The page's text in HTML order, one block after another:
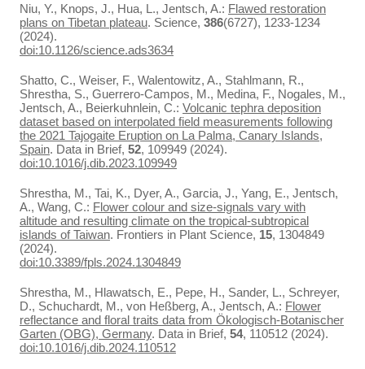
Niu, Y., Knops, J., Hua, L., Jentsch, A.: Flawed restoration
plans on Tibetan plateau. Science, 386(6727), 1233-1234
(2024).
doi:10.1126/science.ads3634
Shatto, C., Weiser, F., Walentowitz, A., Stahlmann, R.,
Shrestha, S., Guerrero-Campos, M., Medina, F., Nogales, M.,
Jentsch, A., Beierkuhnlein, C.: Volcanic tephra deposition
dataset based on interpolated field measurements following
the 2021 Tajogaite Eruption on La Palma, Canary Islands,
Spain. Data in Brief, 52, 109949 (2024).
doi:10.1016/j.dib.2023.109949
Shrestha, M., Tai, K., Dyer, A., Garcia, J., Yang, E., Jentsch,
A., Wang, C.: Flower colour and size-signals vary with
altitude and resulting climate on the tropical-subtropical
islands of Taiwan. Frontiers in Plant Science, 15, 1304849
(2024).
doi:10.3389/fpls.2024.1304849
Shrestha, M., Hlawatsch, E., Pepe, H., Sander, L., Schreyer,
D., Schuchardt, M., von Heßberg, A., Jentsch, A.: Flower
reflectance and floral traits data from Ökologisch-Botanischer
Garten (OBG), Germany. Data in Brief, 54, 110512 (2024).
doi:10.1016/j.dib.2024.110512